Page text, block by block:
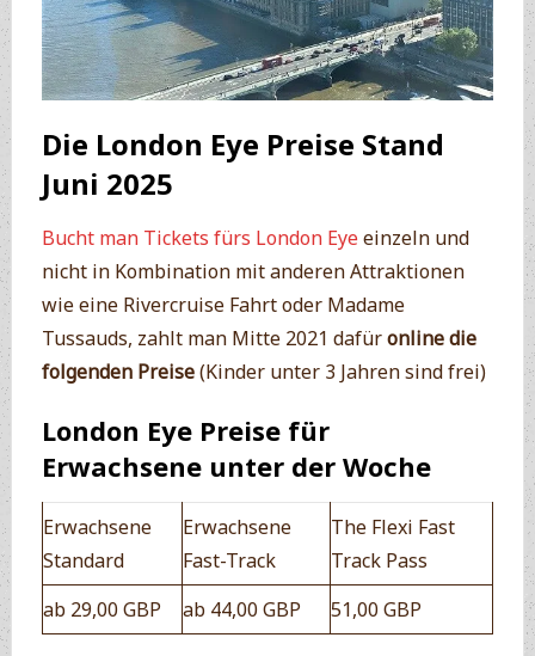
Die London Eye Preise Stand
Juni 2025
Bucht man Tickets fürs London Eyeeinzeln und
nicht in Kombination mit anderen Attraktionen
wie eine Rivercruise Fahrt oder Madame
Tussauds, zahlt man Mitte 2021 dafüronline die
folgenden Preise(Kinder unter 3 Jahren sind frei)
London Eye Preise für
Erwachsene unter der Woche
Erwachsene
Standard
Erwachsene
Fast-Track
The Flexi Fast
Track Pass
ab 29,00 GBP
ab 44,00 GBP 51,00 GBP